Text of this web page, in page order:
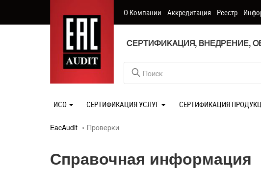
О Компании Аккредитация Реестр
СЕРТИФИКАЦИЯ, ВНЕДРЕНИЕ,
ИСО СЕРТИФИКАЦИЯ УСЛУГ СЕРТИФИКАЦИЯ
EacAudit Проверки
Справочная информация